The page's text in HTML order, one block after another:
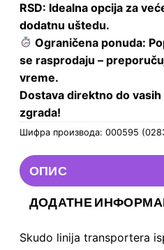
RSD: Idealna opcija za
dodatnu uštedu.
Ograničena ponuda:
se rasprodaju –
vreme.
Dostava direktno do
zgrada!
Шифра производа: 000595
ОПИС
ДОДАТНЕ
Skudo linija transportera